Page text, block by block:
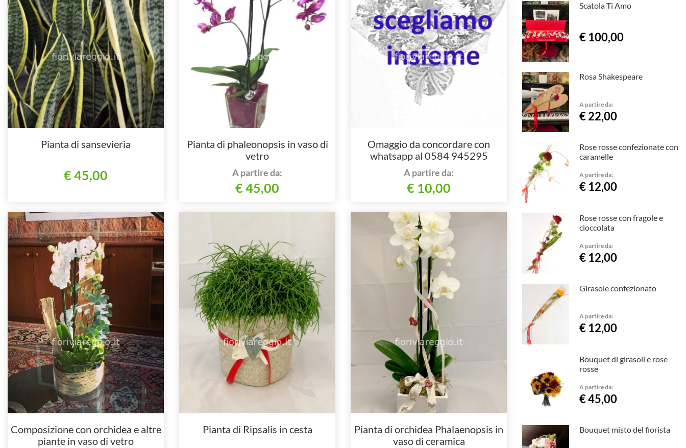
Pianta di sansevieria
€ 45,00
Pianta di phaleonopsis in vaso di
vetro
A partire da:
€ 45,00
Omaggio da concordare con
whatsapp al 0584 945295
A partire da:
€ 10,00
Composizione con orchidea e altre
piante in vaso di vetro
Pianta di Ripsalis in cesta
Pianta di orchidea Phalaenopsis in
vaso di ceramica
Scatola Ti Amo
€ 100,00
Rosa Shakespeare
A partire da:
€ 22,00
Rose rosse confezionate con
caramelle
A partire da:
€ 12,00
Rose rosse con fragole e
cioccolata
A partire da:
€ 12,00
Girasole confezionato
A partire da:
€ 12,00
Bouquet di girasoli e rose
rosse
A partire da:
€ 45,00
Bouquet misto del fiorista